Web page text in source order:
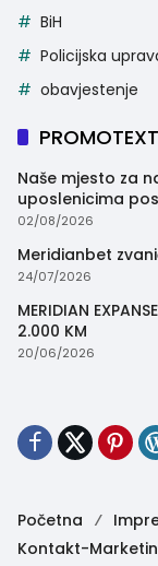
BiH
Policijska
obavjestenje
PROMOTEXT
Naše mjesto za
uposlenicima
trenutak
02/08/2026
Meridianbet
24/07/2026
MERIDIAN
2.000 KM
20/06/2026
Početna
Kontakt-